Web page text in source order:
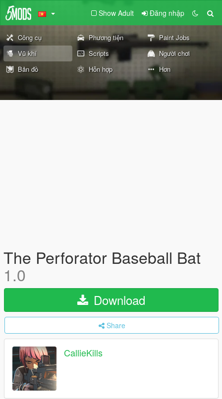
Show Adult Đăng nhập
Công cụ Phương tiện
Paint Jobs
Vũ khí
Scripts
Người chơi
Bản đồ
Hỗn hợp Hơn
The Perforator Baseball Bat
1.0
Download
Share
CallieKills